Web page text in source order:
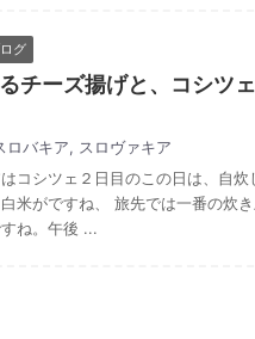
グ
チーズ揚げと、コシツ
ロバキア, スロヴァキア
コシツェ２日目のこの日は、自
米がですね、 旅先では一番の炊
ね。午後 ...